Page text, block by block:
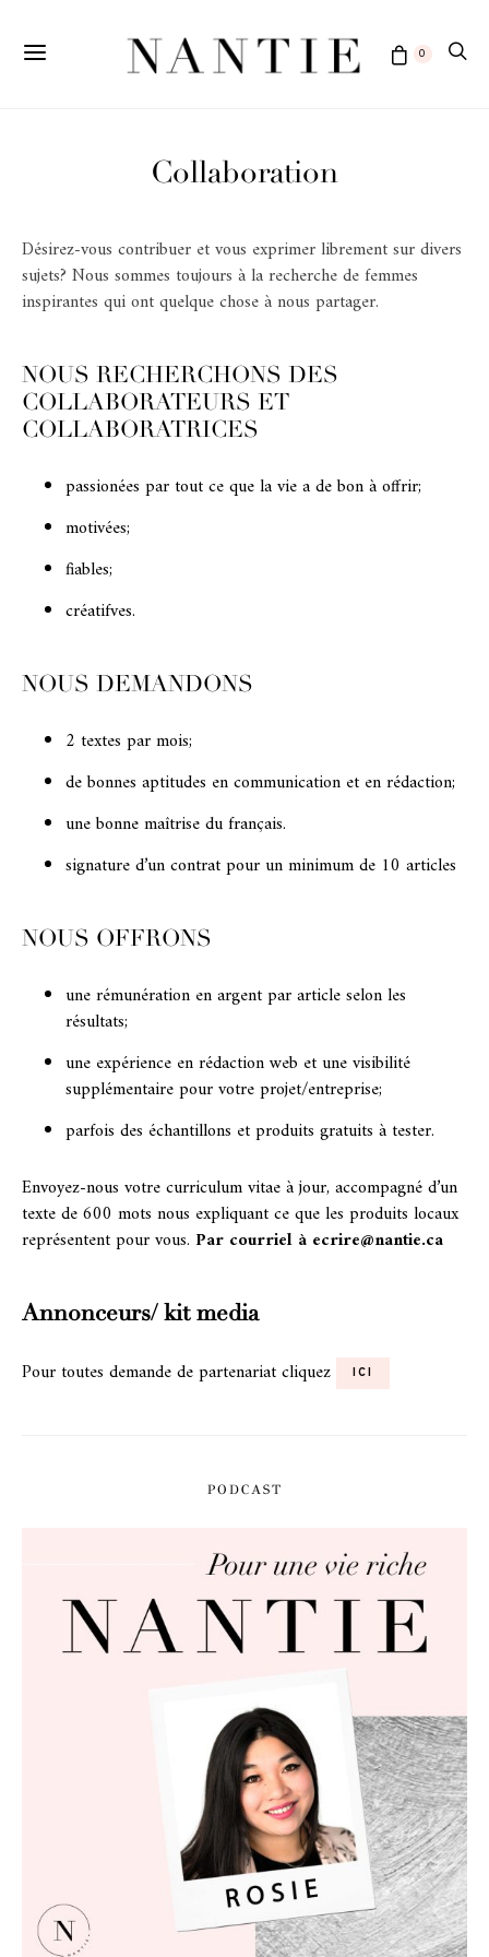
0
Collaboration
Désirez-vous contribuer et vous exprimer librement sur divers
sujets? Nous sommes toujours à la recherche de femmes
inspirantes qui ont quelque chose à nous partager.
NOUS RECHERCHONS DES
COLLABORATEURS ET
COLLABORATRICES
passionées par tout ce que la vie a de bon à offrir;
motivées;
fiables;
créatifves.
NOUS DEMANDONS
2 textes par mois;
de bonnes aptitudes en communication et en rédaction;
une bonne maîtrise du français.
signature d’un contrat pour un minimum de 10 articles
NOUS OFFRONS
une rémunération en argent par article selon les
résultats;
une expérience en rédaction web et une visibilité
supplémentaire pour votre projet/entreprise;
parfois des échantillons et produits gratuits à tester.
Envoyez-nous votre curriculum vitae à jour, accompagné d’un
texte de 600 mots nous expliquant ce que les produits locaux
représentent pour vous. Par courriel à ecrire@nantie.ca
Annonceurs/ kit media
Pour toutes demande de partenariat cliquez ICI
PODCAST